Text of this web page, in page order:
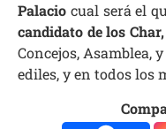
Palacio cual será el
candidato de los Char,
Concejos, Asamblea,
ediles, y en todos los